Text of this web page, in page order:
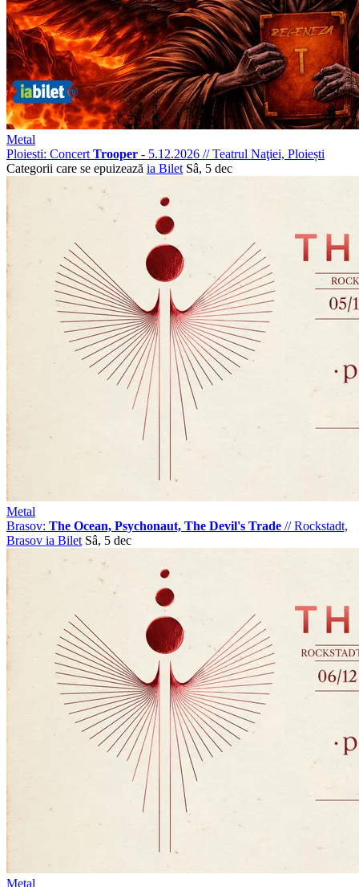
Metal
Ploiesti: Concert Trooper - 5.12.2026 //Teatrul Naţiei, Ploiești
Categorii care se epuizează ia Bilet Sâ, 5 dec
Metal
Brasov: The Ocean, Psychonaut, The Devil's Trade //Rockstadt,
Brasov ia Bilet Sâ, 5 dec
Metal